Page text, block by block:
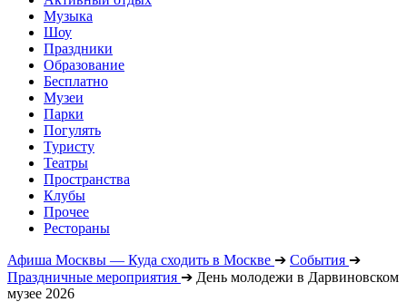
Музыка
Шоу
Праздники
Образование
Бесплатно
Музеи
Парки
Погулять
Туристу
Театры
Пространства
Клубы
Прочее
Рестораны
Афиша Москвы — Куда сходить в Москве ➔ События ➔
Праздничные мероприятия ➔ День молодежи в Дарвиновском
музее 2026